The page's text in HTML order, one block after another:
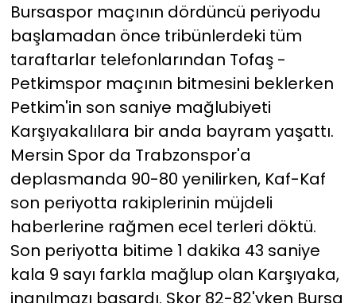
Bursaspor maçının dördüncü periyodu
başlamadan önce tribünlerdeki tüm
taraftarlar telefonlarından Tofaş -
Petkimspor maçının bitmesini beklerken
Petkim'in son saniye mağlubiyeti
Karşıyakalılara bir anda bayram yaşattı.
Mersin Spor da Trabzonspor'a
deplasmanda 90-80 yenilirken, Kaf-Kaf
son periyotta rakiplerinin müjdeli
haberlerine rağmen ecel terleri döktü.
Son periyotta bitime 1 dakika 43 saniye
kala 9 sayı farkla mağlup olan Karşıyaka,
inanılmazı başardı. Skor 82-82'yken Bursa